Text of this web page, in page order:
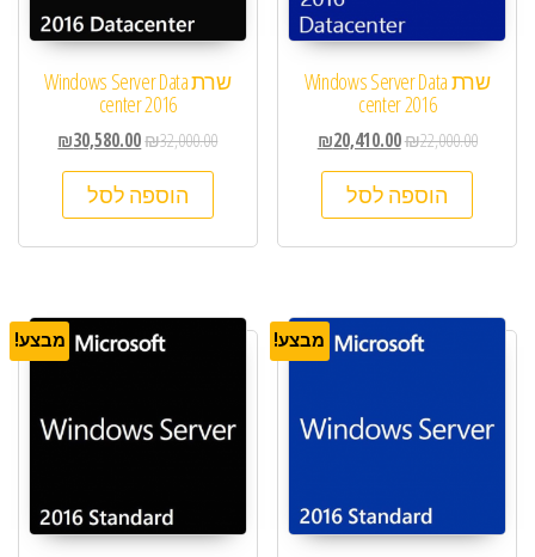
שרת Windows Server Data
center 2016
₪22,000.00
₪20,410.00
הוספה לסל
שרת Windows Server Data
center 2016
₪32,000.00
₪30,580.00
הוספה לסל
מבצע! מבצע!